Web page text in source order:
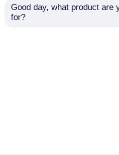
Good day, what product are
for?